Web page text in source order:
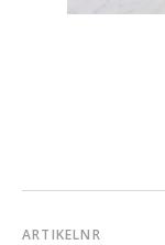
ARTIKELNR